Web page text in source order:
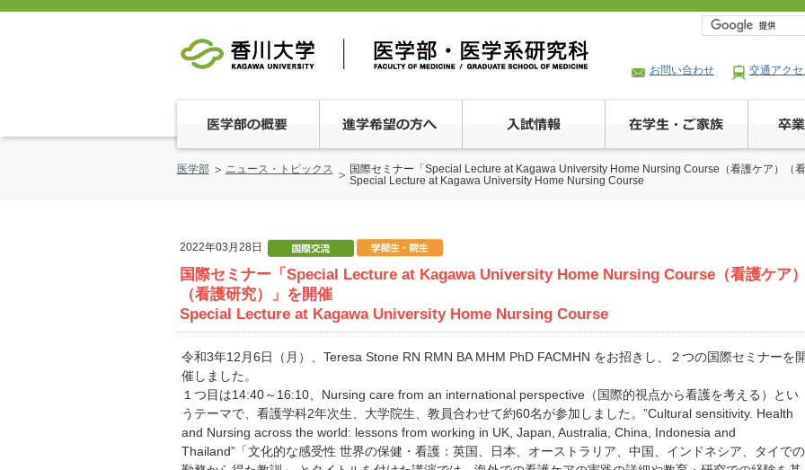
お問い合わせ 交通アクセ
医学部 ニュース・トピックス
国際セミナー「Special Lecture at Kagawa University Home Nursing Course（看護ケア）（
Special Lecture at Kagawa University Home Nursing Course
2022年03月28日
国際セミナー「Special Lecture at Kagawa University Home Nursing Course（看護ケア
（看護研究）」を開催
Special Lecture at Kagawa University Home Nursing Course
令和3年12月6日（月）、Teresa Stone RN RMN BA MHM PhD FACMHN をお招きし、２つの国際セミナーを
催しました。
１つ目は14:40～16:10、Nursing care from an international perspective（国際的視点から看護を考える）とい
うテーマで、看護学科2年次生、大学院生、教員合わせて約60名が参加しました。”Cultural sensitivity. Health
and Nursing across the world: lessons from working in UK, Japan, Australia, China, Indonesia and
Thailand”「文化的な感受性 世界の保健・看護：英国、日本、オーストラリア、中国、インドネシア、タイでの